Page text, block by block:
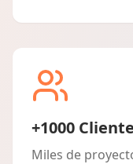
+1000
Miles de